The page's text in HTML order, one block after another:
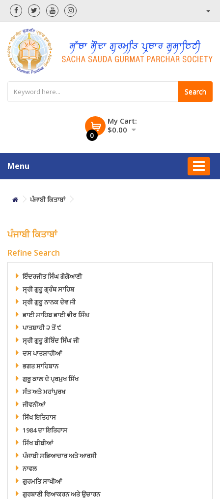
Search
0
My Cart:
$0.00
Menu
ਪੰਜਾਬੀ ਕਿਤਾਬਾਂ
ਪੰਜਾਬੀ ਕਿਤਾਬਾਂ
Refine Search
ਇੰਦਰਜੀਤ ਸਿੰਘ ਗੋਗੋਆਣੀ
ਸ੍ਰੀ ਗੁਰੂ ਗ੍ਰੰਥ ਸਾਹਿਬ
ਸ੍ਰੀ ਗੁਰੂ ਨਾਨਕ ਦੇਵ ਜੀ
ਭਾਈ ਸਾਹਿਬ ਭਾਈ ਵੀਰ ਸਿੰਘ
ਪਾਤਸ਼ਾਹੀ ੨ ਤੋਂ ੯
ਸ੍ਰੀ ਗੁਰੂ ਗੋਬਿੰਦ ਸਿੰਘ ਜੀ
ਦਸ ਪਾਤਸ਼ਾਹੀਆਂ
ਭਗਤ ਸਾਹਿਬਾਨ
ਗੁਰੂ ਕਾਲ ਦੇ ਪ੍ਰਮੁਖ ਸਿੱਖ
ਸੰਤ ਅਤੇ ਮਹਾਂਪੁਰਖ
ਜੀਵਨੀਆਂ
ਸਿੱਖ ਇਤਿਹਾਸ
1984 ਦਾ ਇਤਿਹਾਸ
ਸਿੱਖ ਬੀਬੀਆਂ
ਪੰਜਾਬੀ ਸਭਿਆਚਾਰ ਅਤੇ ਆਰਸੀ
ਨਾਵਲ
ਗੁਰਮਤਿ ਸਾਖੀਆਂ
ਗੁਰਬਾਣੀ ਵਿਆਕਰਨ ਅਤੇ ਉਚਾਰਨ